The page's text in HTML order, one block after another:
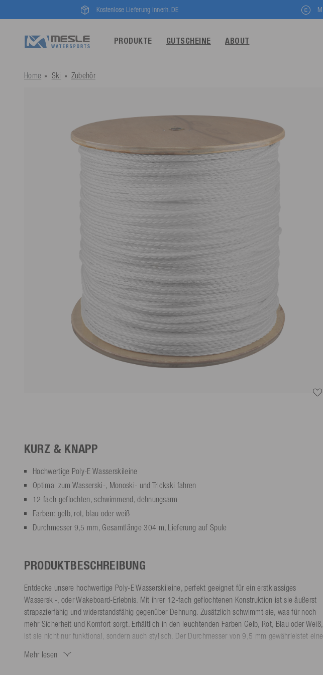
Kostenlose Lieferung innerh. DE
PRODUKTE GUTSCHEINE ABOUT
Home Ski Zubehör
KURZ & KNAPP
Hochwertige Poly-E Wasserskileine
Optimal zum Wasserski-, Monoski- und Trickski fahren
12 fach geflochten, schwimmend, dehnungsarm
Farben: gelb, rot, blau oder weiß
Durchmesser 9,5 mm, Gesamtlänge 304 m, Lieferung auf Spule
PRODUKTBESCHREIBUNG
Entdecke unsere hochwertige Poly-E Wasserskileine, perfekt geeignet für ein erstklassiges
Wasserski-, oder Wakeboard-Erlebnis. Mit ihrer 12-fach geflochtenen Konstruktion ist sie äußerst
strapazierfähig und widerstandsfähig gegenüber Dehnung. Zusätzlich schwimmt sie, was für noch
mehr Sicherheit und Komfort sorgt. Erhältlich in den leuchtenden Farben Gelb, Rot, Blau oder Weiß,
ist sie nicht nur funktional, sondern auch stylisch. Der Durchmesser von 9,5 mm gewährleistet eine
praktischen Spule ist diese Leine die ideale Wahl für Wassersport Stationen und Seilbahnen
Mehr lesen